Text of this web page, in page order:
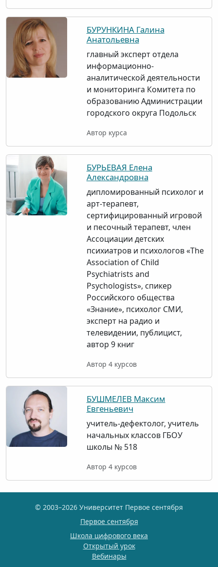
БУРУНКИНА Галина
Анатольевна
главный эксперт отдела
информационно-
аналитической деятельности
и мониторинга Комитета по
образованию Администрации
городского округа Подольск
Автор курса
БУРЬЕВАЯ Елена
Александровна
дипломированный психолог и
арт-терапевт,
сертифицированный игровой
и песочный терапевт, член
Ассоциации детских
психиатров и психологов «The
Association of Child
Psychiatrists and
Psychologists», спикер
Российского общества
«Знание», психолог СМИ,
эксперт на радио и
телевидении, публицист,
автор 9 книг
Автор 4 курсов
БУШМЕЛЕВ Максим
Евгеньевич
учитель-дефектолог, учитель
начальных классов ГБОУ
школы № 518
Автор 4 курсов
© 2003–2026 Университет Первое сентября
Первое сентября
Школа цифрового века
Открытый урок
Вебинары